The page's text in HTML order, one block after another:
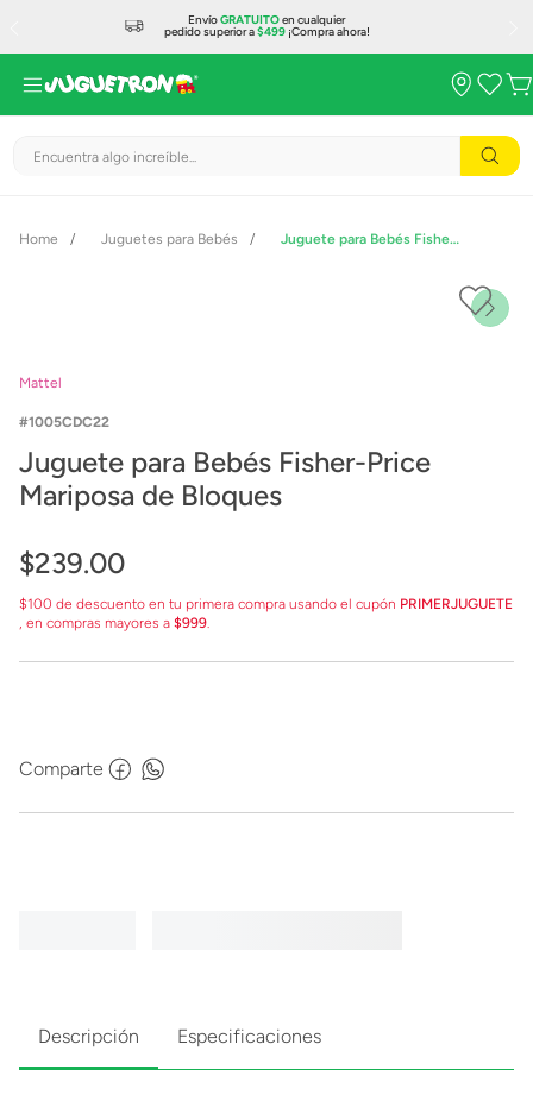
EnvíoGRATUITOen cualquier
pedido superior a$499¡Compra ahora!
Encuentra algo increíble...
Juguetes para Bebés Juguete para Bebés Fisher-Price Mariposa de Bloques
Mattel
1005CDC22
Juguete para Bebés Fisher-Price
Mariposa de Bloques
$239.00
$100 de descuento en tu primera compra usando el cupón PRIMERJUGUETE
, en compras mayores a $999.
Comparte
Descripción Especificaciones